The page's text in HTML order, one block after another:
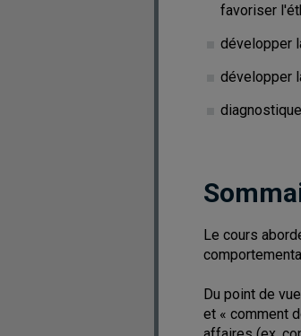
favoriser
développer
développer
Le cours
Du point de
et « comment